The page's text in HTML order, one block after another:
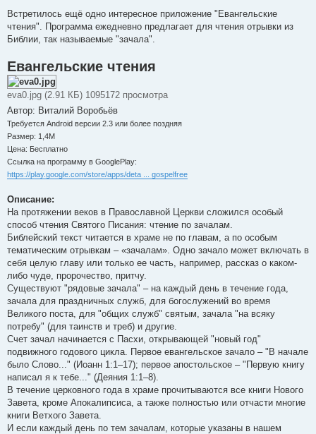
о
щ
е
е
Встретилось ещё одно интересное приложение "Евангельские
чтения". Программа ежедневно предлагает для чтения отрывки из
Библии, так называемые "зачала".
Евангельские чтения
eva0.jpg (2.91 КБ) 1095172 просмотра
Автор: Виталий Воробьёв
Требуется Android версии 2.3 или более поздняя
Размер: 1,4M
Цена: Бесплатно
Ссылка на программу в GooglePlay:
https://play.google.com/store/apps/deta ... gospelfree
Описание:
На протяжении веков в Православной Церкви сложился особый
способ чтения Святого Писания: чтение по зачалам.
Библейский текст читается в храме не по главам, а по особым
тематическим отрывкам – «зачалам». Одно зачало может включать в
себя целую главу или только ее часть, например, рассказ о каком-
либо чуде, пророчество, притчу.
Существуют "рядовые зачала" – на каждый день в течение года,
зачала для праздничных служб, для богослужений во время
Великого поста, для "общих служб" святым, зачала "на всяку
потребу" (для таинств и треб) и другие.
Счет зачал начинается с Пасхи, открывающей "новый год"
подвижного годового цикла. Первое евангельское зачало – "В начале
было Слово..." (Иоанн 1:1–17); первое апостольское – "Первую книгу
написал я к тебе..." (Деяния 1:1–8).
В течение церковного года в храме прочитываются все книги Нового
Завета, кроме Апокалипсиса, а также полностью или отчасти многие
книги Ветхого Завета.
И если каждый день по тем зачалам, которые указаны в нашем